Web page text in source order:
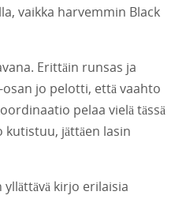
vaikka harvemmin Black
Erittäin runsas ja
jo pelotti, että vaahto
pelaa vielä tässä
jättäen lasin
kirjo erilaisia